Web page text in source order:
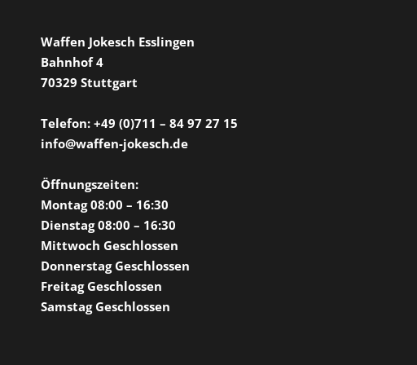
Waffen Jokesch Esslingen
Bahnhof 4
70329 Stuttgart
Telefon: +49 (0)711 – 84 97 27 15
info@waffen-jokesch.de
Öffnungszeiten:
Montag 08:00 – 16:30
Dienstag 08:00 – 16:30
Mittwoch Geschlossen
Donnerstag Geschlossen
Freitag Geschlossen
Samstag Geschlossen